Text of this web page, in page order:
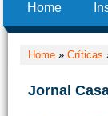
Home
Home » Críticas
Jornal